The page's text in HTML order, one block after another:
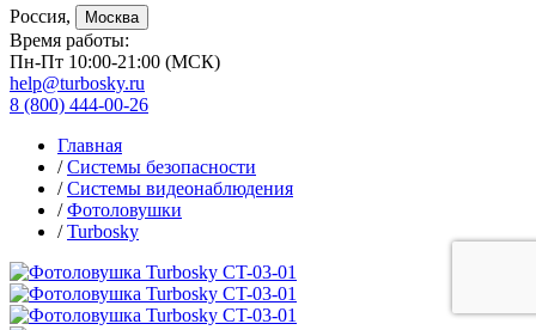
Россия, Москва
Время работы:
Пн-Пт 10:00-21:00 (МСК)
help@turbosky.ru
8 (800) 444-00-26
Главная
/Системы безопасности
/Системы видеонаблюдения
/Фотоловушки
/Turbosky